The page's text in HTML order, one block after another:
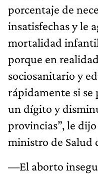
porcentaje de
insatisfechas y le
mortalidad
porque en
sociosanitario y
rápidamente si se
un dígito y
provincias”, le dijo
ministro de Salud
—El aborto